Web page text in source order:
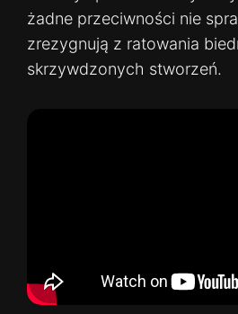
żadne przeciwności nie
zrezygnują z ratowania
skrzywdzonych stworzeń.